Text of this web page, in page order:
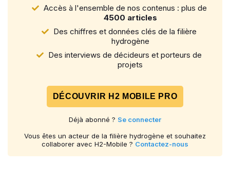
Accès à l'ensemble de nos contenus : plus de
4500 articles
Des chiffres et données clés de la filière
hydrogène
Des interviews de décideurs et porteurs de
projets
DÉCOUVRIR H2 MOBILE PRO
Déjà abonné ? Se connecter
Vous êtes un acteur de la filière hydrogène et souhaitez
collaborer avec H2-Mobile ? Contactez-nous